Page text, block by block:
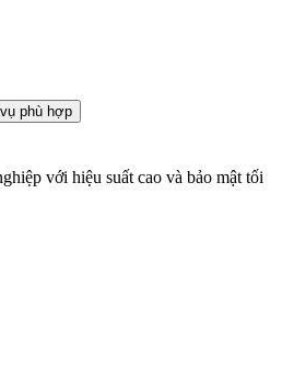
phù hợp
với hiệu suất cao và bảo mật tối